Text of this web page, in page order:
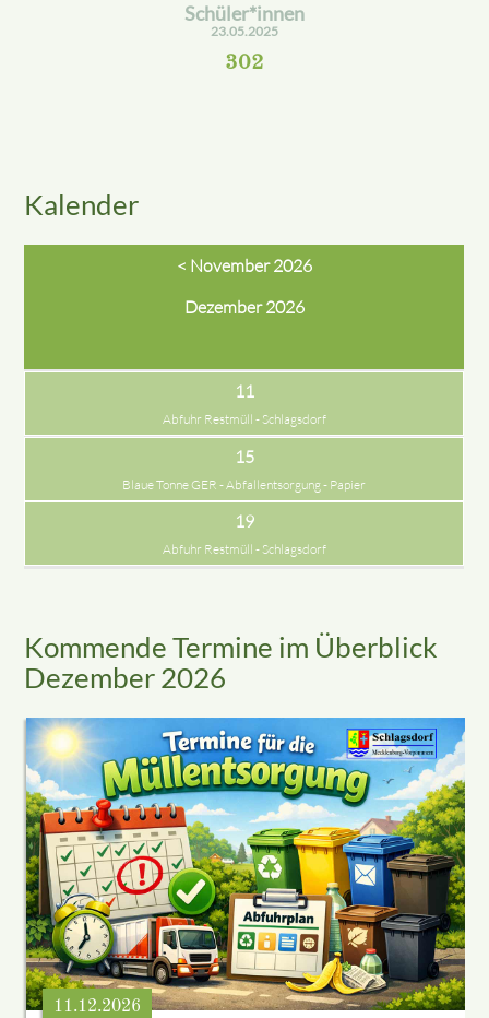
Schüler*innen
23.05.2025
302
Kalender
< November 2026
Dezember 2026
11
Abfuhr Restmüll - Schlagsdorf
15
Blaue Tonne GER - Abfallentsorgung - Papier
19
Abfuhr Restmüll - Schlagsdorf
Kommende Termine im Überblick
Dezember 2026
11.12.2026